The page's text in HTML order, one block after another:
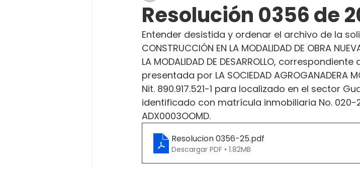
Resolución 0356 de
Entender desistida y ordenar el archivo de la
CONSTRUCCIÓN EN LA MODALIDAD DE OBRA
LA MODALIDAD DE DESARROLLO,
presentada por LA SOCIEDAD AGROGANADERA
Nit. 890.917.521-1 para localizado en el sector
identificado con matrícula inmobiliaria No.
ADX0003OOMD.
Resolucion 0356-25.pdf
Descargar PDF • 1.82MB